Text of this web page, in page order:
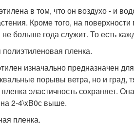
в том, что он воздухо - и
Кроме того, на
больше года служит. То есть
пленка.
изначально предназначен
порывы ветра, но и град,
эластичность сохраняет.
2-4\xB0с выше.
пленка.